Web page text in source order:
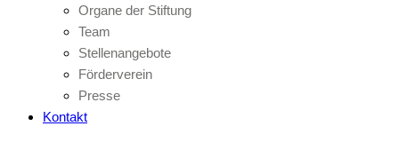
Organe der Stiftung
Team
Stellenangebote
Förderverein
Presse
Kontakt